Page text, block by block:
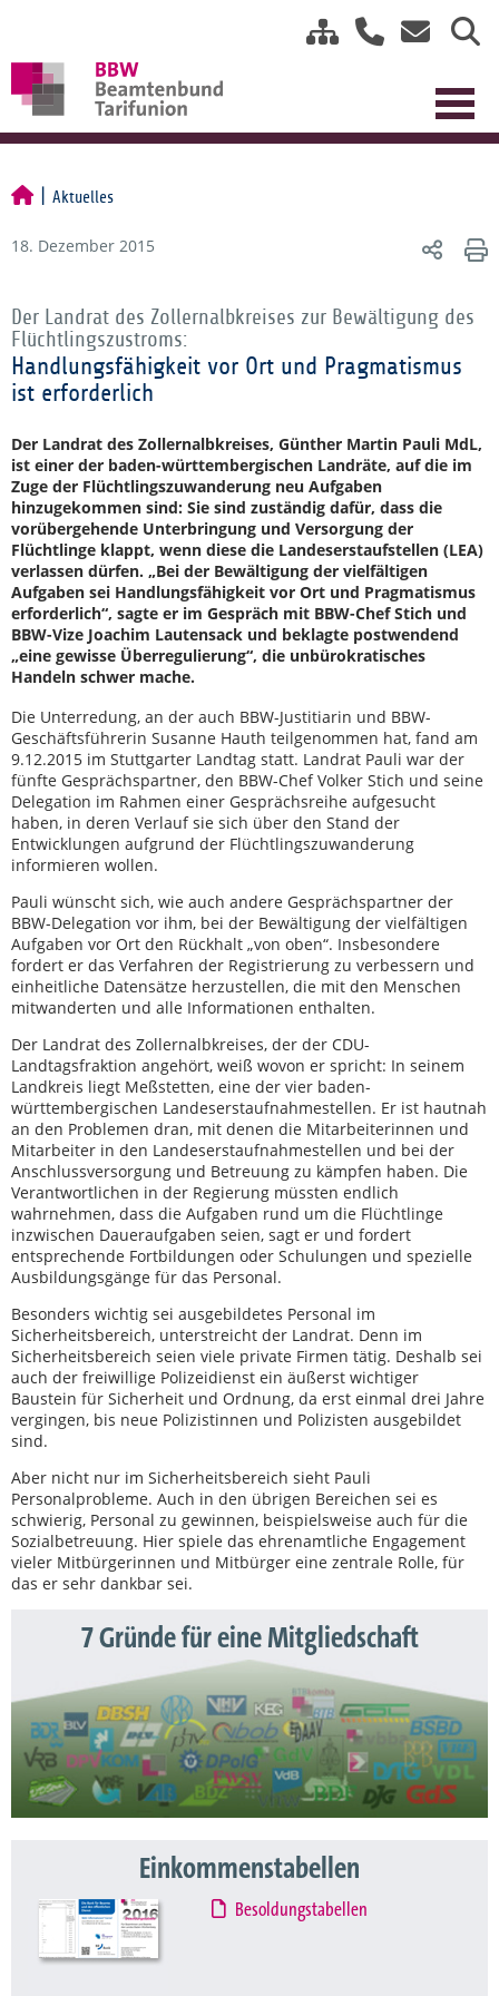
Aktuelles
18. Dezember 2015
Der Landrat des Zollernalbkreises zur Bewältigung des
Flüchtlingszustroms:
Handlungsfähigkeit vor Ort und Pragmatismus
ist erforderlich
Der Landrat des Zollernalbkreises, Günther Martin Pauli MdL,
ist einer der baden-württembergischen Landräte, auf die im
Zuge der Flüchtlingszuwanderung neu Aufgaben
hinzugekommen sind: Sie sind zuständig dafür, dass die
vorübergehende Unterbringung und Versorgung der
Flüchtlinge klappt, wenn diese die Landeserstaufstellen (LEA)
verlassen dürfen. „Bei der Bewältigung der vielfältigen
Aufgaben sei Handlungsfähigkeit vor Ort und Pragmatismus
erforderlich“, sagte er im Gespräch mit BBW-Chef Stich und
BBW-Vize Joachim Lautensack und beklagte postwendend
„eine gewisse Überregulierung“, die unbürokratisches
Handeln schwer mache.
Die Unterredung, an der auch BBW-Justitiarin und BBW-
Geschäftsführerin Susanne Hauth teilgenommen hat, fand am
9.12.2015 im Stuttgarter Landtag statt. Landrat Pauli war der
fünfte Gesprächspartner, den BBW-Chef Volker Stich und seine
Delegation im Rahmen einer Gesprächsreihe aufgesucht
haben, in deren Verlauf sie sich über den Stand der
Entwicklungen aufgrund der Flüchtlingszuwanderung
informieren wollen.
Pauli wünscht sich, wie auch andere Gesprächspartner der
BBW-Delegation vor ihm, bei der Bewältigung der vielfältigen
Aufgaben vor Ort den Rückhalt „von oben“. Insbesondere
fordert er das Verfahren der Registrierung zu verbessern und
einheitliche Datensätze herzustellen, die mit den Menschen
mitwanderten und alle Informationen enthalten.
Der Landrat des Zollernalbkreises, der der CDU-
Landtagsfraktion angehört, weiß wovon er spricht: In seinem
Landkreis liegt Meßstetten, eine der vier baden-
württembergischen Landeserstaufnahmestellen. Er ist hautnah
an den Problemen dran, mit denen die Mitarbeiterinnen und
Mitarbeiter in den Landeserstaufnahmestellen und bei der
Anschlussversorgung und Betreuung zu kämpfen haben. Die
Verantwortlichen in der Regierung müssten endlich
wahrnehmen, dass die Aufgaben rund um die Flüchtlinge
inzwischen Daueraufgaben seien, sagt er und fordert
entsprechende Fortbildungen oder Schulungen und spezielle
Ausbildungsgänge für das Personal.
Besonders wichtig sei ausgebildetes Personal im
Sicherheitsbereich, unterstreicht der Landrat. Denn im
Sicherheitsbereich seien viele private Firmen tätig. Deshalb sei
auch der freiwillige Polizeidienst ein äußerst wichtiger
Baustein für Sicherheit und Ordnung, da erst einmal drei Jahre
vergingen, bis neue Polizistinnen und Polizisten ausgebildet
sind.
Aber nicht nur im Sicherheitsbereich sieht Pauli
Personalprobleme. Auch in den übrigen Bereichen sei es
schwierig, Personal zu gewinnen, beispielsweise auch für die
Sozialbetreuung. Hier spiele das ehrenamtliche Engagement
vieler Mitbürgerinnen und Mitbürger eine zentrale Rolle, für
das er sehr dankbar sei.
7 Gründe für eine Mitgliedschaft
Einkommenstabellen
Besoldungstabellen